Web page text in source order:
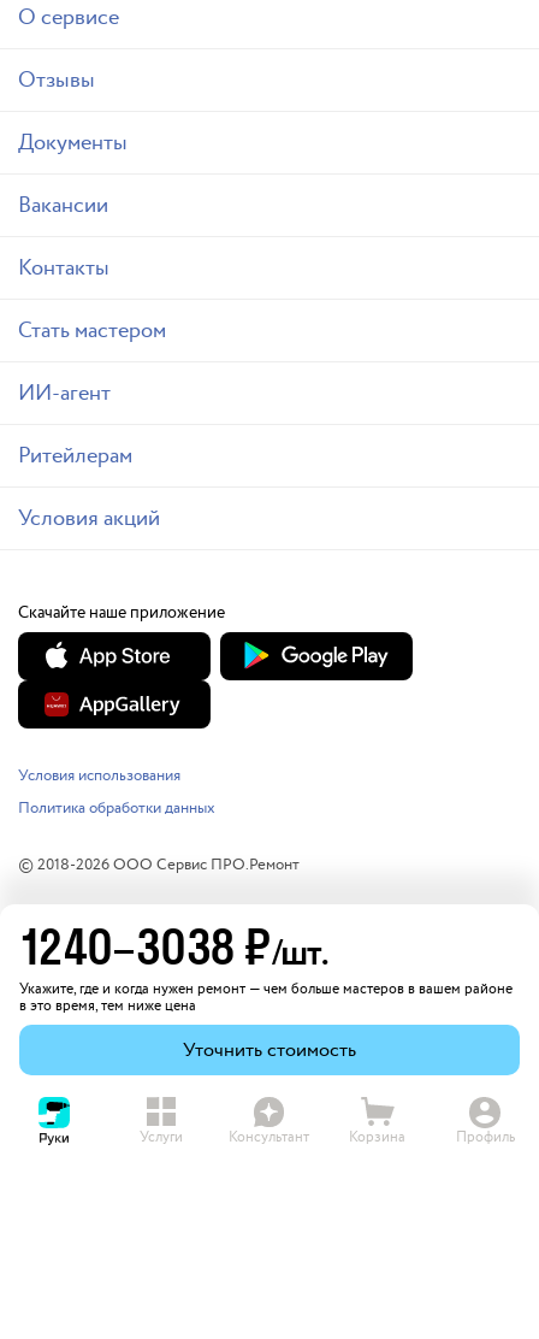
О сервисе
Отзывы
Документы
Вакансии
Контакты
Стать мастером
ИИ-агент
Ритейлерам
Условия акций
Скачайте наше приложение
© 2018-2026ООО Сервис ПРО.Ремонт
Условия использования
Политика обработки данных
1240–3038₽/шт.
Укажите, где и когда нужен ремонт — чем больше мастеров в вашем районе
в это время, тем ниже цена
Уточнить стоимость
Услуги Консультант Корзина Профиль